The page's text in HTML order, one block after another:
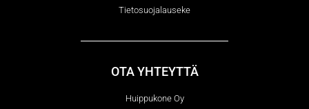
Tietosuojalauseke
OTA YHTEYTTÄ
Huippukone Oy